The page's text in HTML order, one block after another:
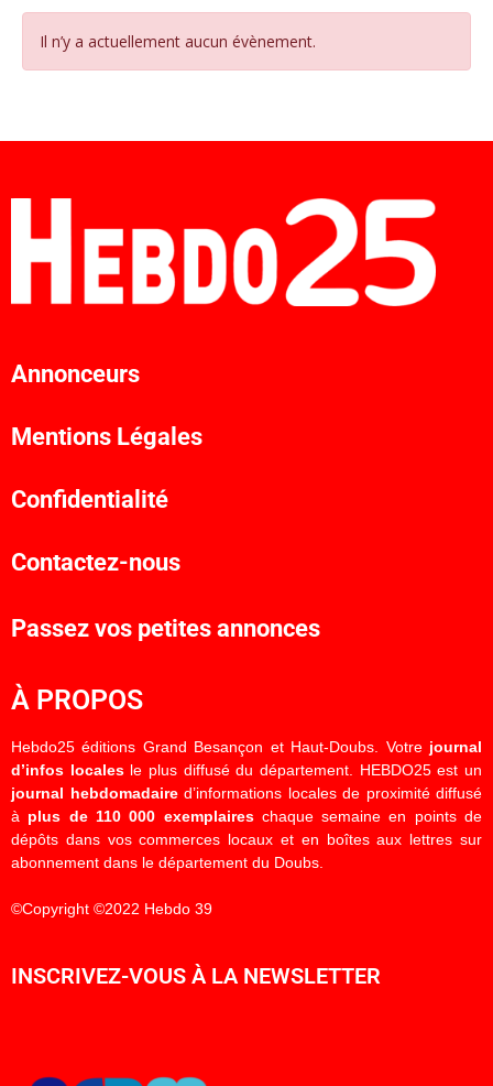
Il n’y a actuellement aucun évènement.
Annonceurs
Mentions Légales
Confidentialité
Contactez-nous
Passez vos petites annonces
À PROPOS
Hebdo25 éditions Grand Besançon et Haut-Doubs. Votre journal
d’infos localesle plus diffusé du département. HEBDO25 est un
journal hebdomadaired’informations locales de proximité diffusé
à plus de 110 000 exemplaireschaque semaine en points de
dépôts dans vos commerces locaux et en boîtes aux lettres sur
abonnement dans le département du Doubs.
©Copyright ©2022 Hebdo 39
INSCRIVEZ-VOUS À LA NEWSLETTER